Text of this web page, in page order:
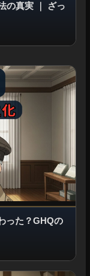
の真実｜
ざっ
った？GHQの